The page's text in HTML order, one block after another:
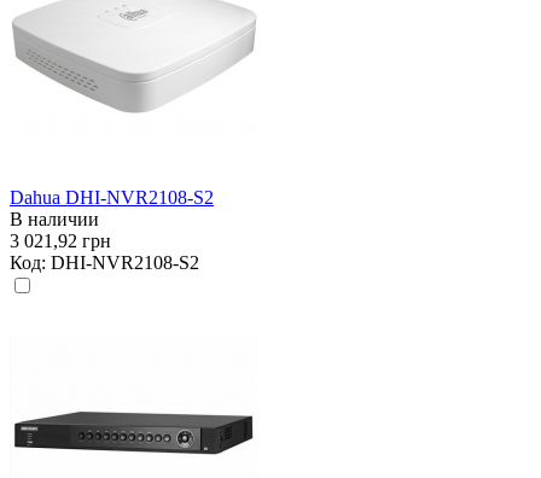
Dahua DHI-NVR2108-S2
В наличии
3 021,92 грн
Код: DHI-NVR2108-S2